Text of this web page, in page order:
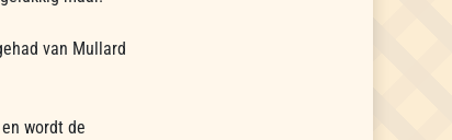
van Mullard
wordt de